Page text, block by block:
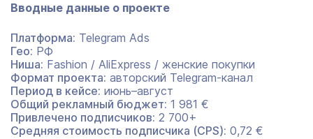
Вводные данные о проекте
Платформа: Telegram Ads
Гео: РФ
Ниша: Fashion / AliExpress / женские покупки
Формат проекта: авторский Telegram-канал
Период в кейсе: июнь–август
Общий рекламный бюджет: 1 981 €
Привлечено подписчиков: 2 700+
Средняя стоимость подписчика (CPS): 0,72 €